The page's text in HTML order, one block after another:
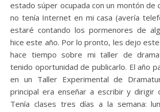
estado súper ocupada con un montón de
no tenía Internet en mi casa (avería
estaré contando los pormenores de
hice este año. Por lo pronto, les dejo
hace tiempo sobre mi taller de
tenido oportunidad de publicarlo. El año
en un Taller Experimental de
principal era enseñar a escribir y dirigir
Tenía clases tres días a la semana: